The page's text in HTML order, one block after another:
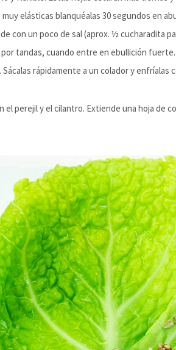
elásticas blanquéalas 30 segundos en
con un poco de sal (aprox. ½ cucharadita
tandas, cuando entre en ebullición
rápidamente a un colador y enfríalas
el perejil y el cilantro. Extiende una hoja de